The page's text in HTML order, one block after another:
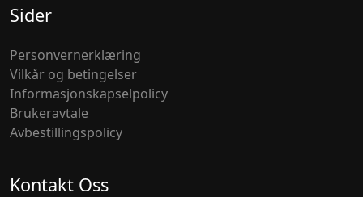
Sider
Personvernerklæring
Vilkår og betingelser
Informasjonskapselpolicy
Brukeravtale
Avbestillingspolicy
Kontakt Oss